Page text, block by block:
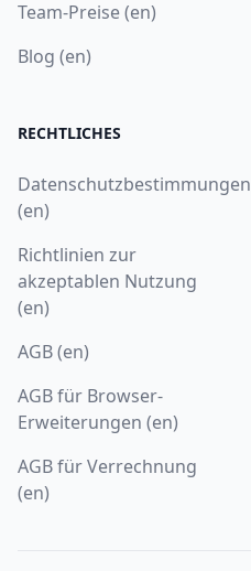
Team-Preise (en)
Blog (en)
RECHTLICHES
Datenschutzbestimmungen
(en)
Richtlinien zur
akzeptablen Nutzung
(en)
AGB (en)
AGB für Browser-
Erweiterungen (en)
AGB für Verrechnung
(en)